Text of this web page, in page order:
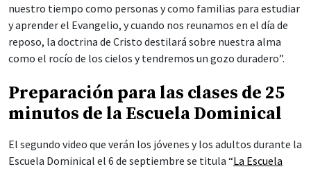
nuestro tiempo como personas y como familias para estudiar
y aprender el Evangelio, y cuando nos reunamos en el día de
reposo, la doctrina de Cristo destilará sobre nuestra alma
como el rocío de los cielos y tendremos un gozo duradero”.
Preparación para las clases de 25
minutos de la Escuela Dominical
El segundo video que verán los jóvenes y los adultos durante la
Escuela Dominical el 6 de septiembre se titula “La Escuela